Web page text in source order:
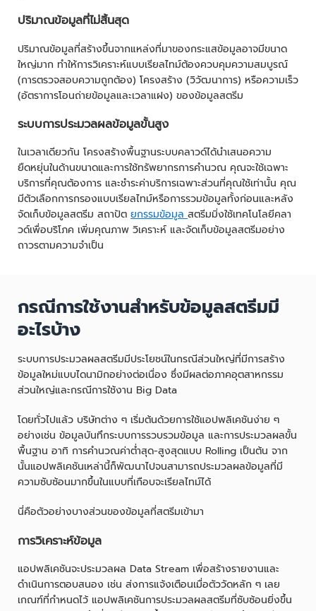
ปริมาณข้อมูลที่ไม่สิ้นสุด
ปริมาณข้อมูลที่สร้างขึ้นจากแหล่งที่มาของกระแสข้อมูลอาจมีขนาด
ใหญ่มาก ทำให้การวิเคราะห์แบบเรียลไทม์ต้องควบคุมความสมบูรณ์
(การตรวจสอบความถูกต้อง) โครงสร้าง (วิวัฒนาการ) หรือความเร็ว
(อัตราการโอนถ่ายข้อมูลและเวลาแฝง) ของข้อมูลสตรีม
ระบบการประมวลผลข้อมูลขั้นสูง
ในเวลาเดียวกัน โครงสร้างพื้นฐานระบบคลาวด์ได้นำเสนอความ
ยืดหยุ่นในด้านขนาดและการใช้ทรัพยากรการคำนวณ คุณจะใช้เฉพาะ
บริการที่คุณต้องการ และชำระค่าบริการเฉพาะส่วนที่คุณใช้เท่านั้น คุณ
มีตัวเลือกการกรองแบบเรียลไทม์หรือการรวมข้อมูลทั้งก่อนและหลัง
จัดเก็บข้อมูลสตรีม สถาปัต ยกรรมข้อมูลสตรีมมิ่งใช้เทคโนโลยีคลา
วด์เพื่อบริโภค เพิ่มคุณภาพ วิเคราะห์ และจัดเก็บข้อมูลสตรีมอย่าง
ถาวรตามความจำเป็น
กรณีการใช้งานสำหรับข้อมูลสตรีมมี
อะไรบ้าง
ระบบการประมวลผลสตรีมมีประโยชน์ในกรณีส่วนใหญ่ที่มีการสร้าง
ข้อมูลใหม่แบบไดนามิกอย่างต่อเนื่อง ซึ่งมีผลต่อภาคอุตสาหกรรม
ส่วนใหญ่และกรณีการใช้งาน Big Data
โดยทั่วไปแล้ว บริษัทต่าง ๆ เริ่มต้นด้วยการใช้แอปพลิเคชันง่าย ๆ
อย่างเช่น ข้อมูลบันทึกระบบการรวบรวมข้อมูล และการประมวลผลขั้น
พื้นฐาน อาทิ การคำนวณค่าต่ำสุด-สูงสุดแบบ Rolling เป็นต้น จาก
นั้นแอปพลิเคชันเหล่านี้ก็พัฒนาไปจนสามารถประมวลผลข้อมูลที่มี
ความซับซ้อนมากขึ้นในแบบที่เกือบจะเรียลไทม์ได้
นี่คือตัวอย่างบางส่วนของข้อมูลที่สตรีมเข้ามา
การวิเคราะห์ข้อมูล
แอปพลิเคชันจะประมวลผล Data Stream เพื่อสร้างรายงานและ
ดำเนินการตอบสนอง เช่น ส่งการแจ้งเตือนเมื่อตัววัดหลัก ๆ เลย
เกณฑ์ที่กำหนดไว้ แอปพลิเคชันการประมวลผลสตรีมที่ซับซ้อนยิ่งขึ้น